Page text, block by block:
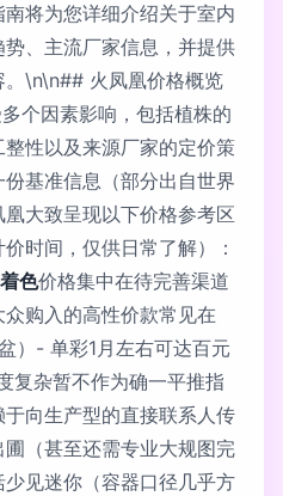
将为您详细介绍关于室内
、主流厂家信息，并提供
。\n\n## 火凤凰价格概览
个因素影响，包括植株的
性以及来源厂家的定价策
基准信息（部分出自世界
大致呈现以下价格参考区
时间，仅供日常了解）：
色价格集中在待完善渠道
购入的高性价款常见在
）- 单彩1月左右可达百元
复杂暂不作为确一平推指
向生产型的直接联系人传
（甚至还需专业大规图完
见迷你（容器口径几乎方